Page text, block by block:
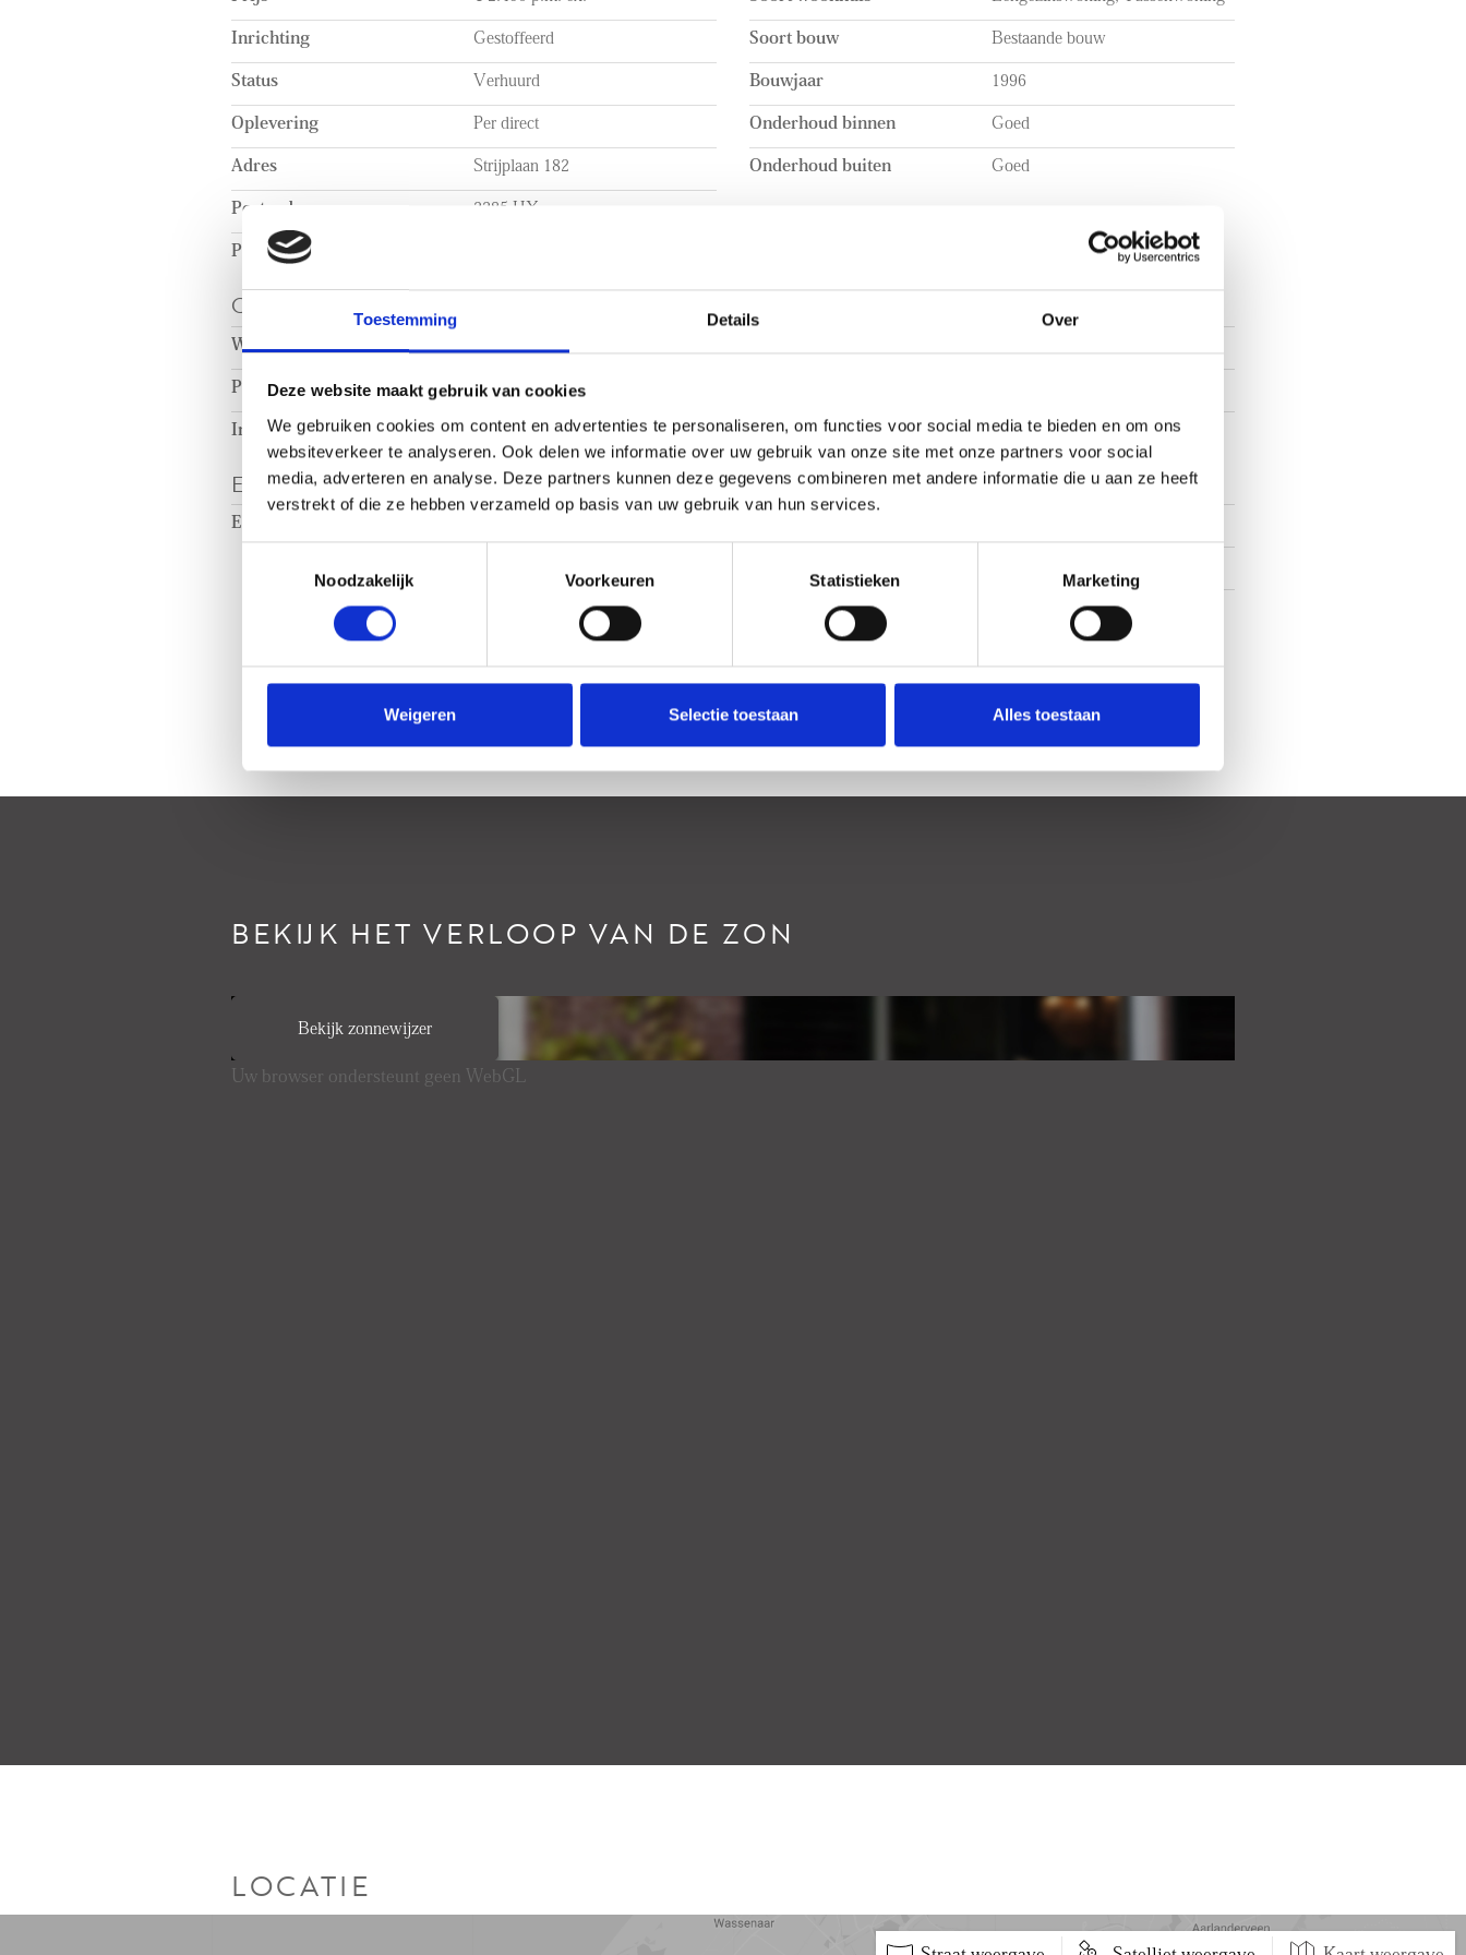
Toestemming Details Over
Deze website maakt gebruik van cookies
We gebruiken cookies om content en advertenties te personaliseren, om functies voor social media te bieden en om ons
websiteverkeer te analyseren. Ook delen we informatie over uw gebruik van onze site met onze partners voor social
media, adverteren en analyse. Deze partners kunnen deze gegevens combineren met andere informatie die u aan ze heeft
verstrekt of die ze hebben verzameld op basis van uw gebruik van hun services.
Noodzakelijk
Voorkeuren Statistieken Marketing
Weigeren Selectie toestaan Alles toestaan
Inrichting Gestoffeerd
Status Verhuurd
Oplevering Per direct
Adres Strijplaan 182
Postcode 2285 HX
Plaats
Soort bouw Bestaande bouw
Bouwjaar 1996
Onderhoud binnen Goed
Onderhoud buiten Goed
OPPERVLAKTEN EN INHOUD
Woonoppervlakte
Perceeloppervlakte ca. 163m²
Inhoud ca. 350m³
INDELING
Aantal verdiepingen 3
ENERGIE
Energielabel
BUITENRUIMTE
Oost, 5m², 500×100cm
BEKIJK HET VERLOOP VAN DE ZON
Bekijk zonnewijzer
Uw browser ondersteunt geen WebGL
LOCATIE